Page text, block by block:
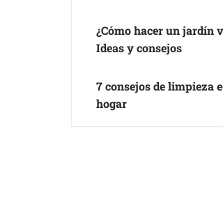
¿Cómo hacer un jardín
Ideas y consejos
7 consejos de limpieza
hogar